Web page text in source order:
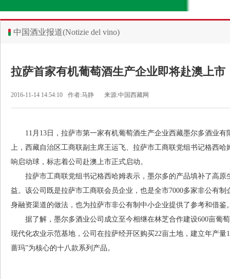
中国酒业报道(Notizie del vino)
拉萨首家有机葡萄酒生产企业即将赴澳上市
2016-11-14 14:54:10 作者:马静 来源:中国西藏网
11月13日，拉萨市第一家有机葡萄酒生产企业西藏墨尔多酒业有
上，西藏自治区工商联副主席王运飞、拉萨市工商联党组书记格西
响启动球，标志着公司赴澳上市正式启动。
拉萨市工商联党组书记格西哈姆表示，墨尔多的产品填补了高原
益。该公司既是拉萨市工商联会员企业，也是全市7000多家非公有
身融资渠道的做法，也为拉萨市非公有制中小企业提供了参考和借
据了解，墨尔多酒业公司成立至今相继在林芝合作建设600亩葡萄
现代化农业示范基地，公司在拉萨经开区购买22亩土地，建立年产量
蔷玛”为核心的十八款系列产品。